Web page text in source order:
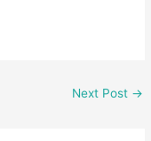
Next Post →